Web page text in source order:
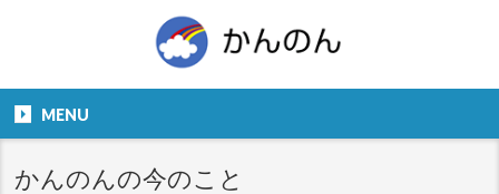
９：００～１８：００
MENU
かんのんの今のこと